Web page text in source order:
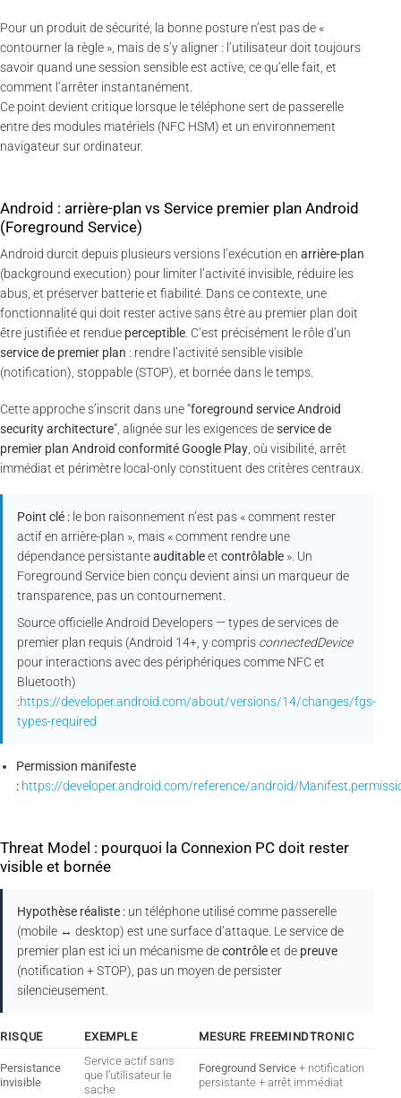
Pour un produit de sécurité, la bonne posture n’est pas de «
contourner la règle », mais de s’y aligner : l’utilisateur doit toujours
savoir quand une session sensible est active, ce qu’elle fait, et
comment l’arrêter instantanément.
Ce point devient critique lorsque le téléphone sert de passerelle
entre des modules matériels (NFC HSM) et un environnement
navigateur sur ordinateur.
Android : arrière-plan vs Service premier plan Android
(Foreground Service)
Android durcit depuis plusieurs versions l’exécution en arrière-plan
(background execution) pour limiter l’activité invisible, réduire les
abus, et préserver batterie et fiabilité. Dans ce contexte, une
fonctionnalité qui doit rester active sans être au premier plan doit
être justifiée et rendue perceptible. C’est précisément le rôle d’un
service de premier plan : rendre l’activité sensible visible
(notification), stoppable (STOP), et bornée dans le temps.
Cette approche s’inscrit dans une “foreground service Android
security architecture”, alignée sur les exigences deservice de
premier plan Android conformité Google Play , où visibilité, arrêt
immédiat et périmètre local-only constituent des critères centraux.
Point clé : le bon raisonnement n’est pas « comment rester
actif en arrière-plan », mais « comment rendre une
dépendance persistanteauditableet contrôlable ». Un
Foreground Service bien conçu devient ainsi un marqueur de
transparence, pas un contournement.
Source officielle Android Developers — types de services de
premier plan requis (Android 14+, y compris connectedDevice
pour interactions avec des périphériques comme NFC et
Bluetooth)
:https://developer.android.com/about/versions/14/changes/fgs-
types-required
Permission manifeste
: https://developer.android.com/reference/android/
Threat Model : pourquoi la Connexion PC doit rester
visible et bornée
Hypothèse réaliste : un téléphone utilisé comme passerelle
(mobile ↔ desktop) est une surface d’attaque. Le service de
premier plan est ici un mécanisme decontrôleet de preuve
(notification + STOP), pas un moyen de persister
silencieusement.
RISQUE EXEMPLE MESURE FREEMINDTRONIC
Persistance
invisible
Service actif sans
que l’utilisateur le
sache
Foreground Service + notification
persistante + arrêt immédiat